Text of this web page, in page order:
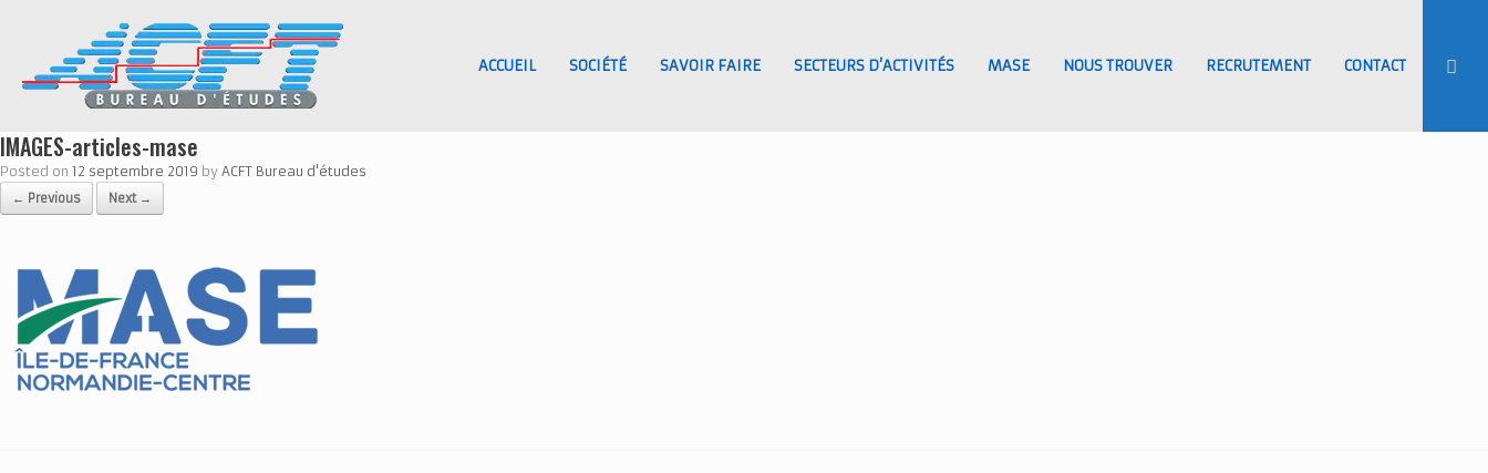
ACCUEIL SOCIÉTÉ SAVOIR FAIRE SECTEURS D’ACTIVITÉS MASE NOUS TROUVER RECRUTEMENT CONTACT
IMAGES-articles-mase
Posted on 12 septembre 2019 by ACFT Bureau d'études
← Previous Next →